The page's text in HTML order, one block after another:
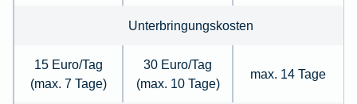
Unterbringungskosten
15 Euro/Tag
(max. 7 Tage)
30 Euro/Tag
(max. 10 Tage)
max. 14 Tage